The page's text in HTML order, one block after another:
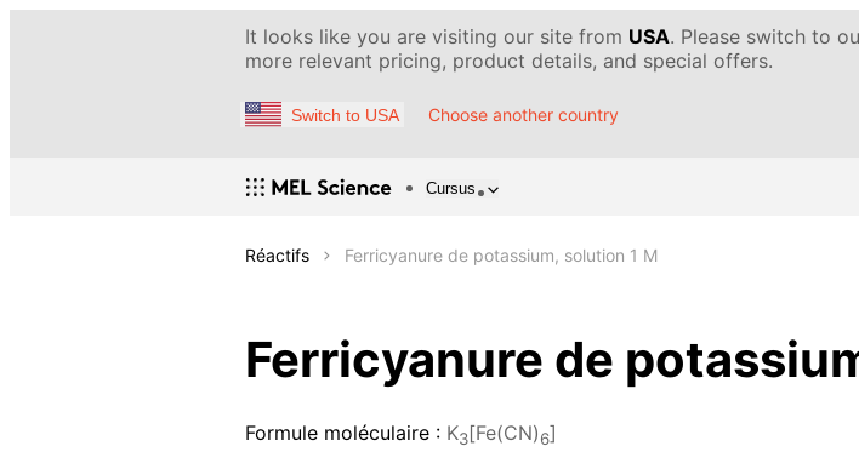
It looks like you are visiting our site from USA. Please switch to
more relevant pricing, product details, and special offers.
Switch to USA Choose another country
Cursus
Réactifs Ferricyanure de potassium, solution 1 M
Ferricyanure de
Formule moléculaire : K3[Fe(CN)6]